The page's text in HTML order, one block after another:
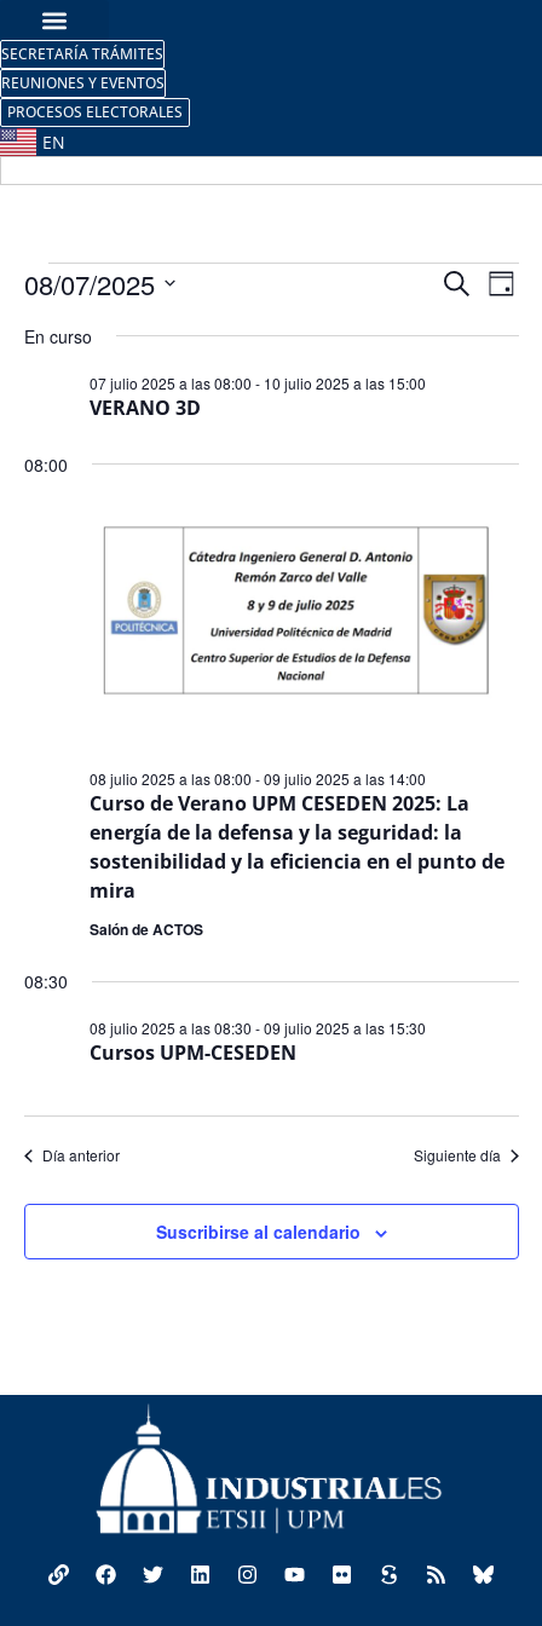
SECRETARÍA TRÁMITES
REUNIONES Y EVENTOS
PROCESOS ELECTORALES
EN
de
de
BuscarDía
08/07/2025
la
fecha.
En curso
VERANO 3D
07 julio 2025 a las 08:00 - 10 julio 2025 a las 15:00
08:00
Curso de Verano UPM CESEDEN 2025: La
energía de la defensa y la seguridad: la
sostenibilidad y la eficiencia en el punto de
mira
08 julio 2025 a las 08:00 -09 julio 2025 a las 14:00
Salón de ACTOS
08:30
Cursos UPM-CESEDEN
08 julio 2025 a las 08:30 -09 julio 2025 a las 15:30
Día anterior Siguiente día
Suscribirse al calendario